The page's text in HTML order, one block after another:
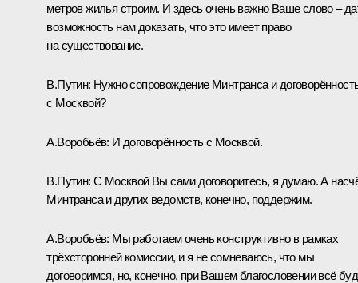
метров жилья строим. И здесь очень важно Ваше слово –
возможность нам доказать, что это имеет право
на существование.
В.Путин: Нужно сопровождение Минтранса и
с Москвой?
А.Воробьёв: И договорённость с Москвой.
В.Путин: С Москвой Вы сами договоритесь, я думаю. А
Минтранса и других ведомств, конечно, поддержим.
А.Воробьёв: Мы работаем очень конструктивно в рамках
трёхсторонней комиссии, и я не сомневаюсь, что мы
договоримся, но, конечно, при Вашем благословении всё